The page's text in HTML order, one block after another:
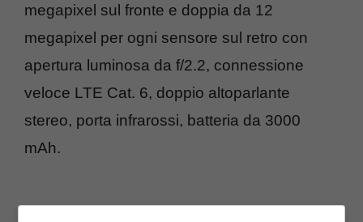
megapixel sul fronte e doppia da 12
megapixel per ogni sensore sul retro con
apertura luminosa da f/2.2, connessione
veloce LTE Cat. 6, doppio altoparlante
stereo, porta infrarossi, batteria da 3000
mAh.